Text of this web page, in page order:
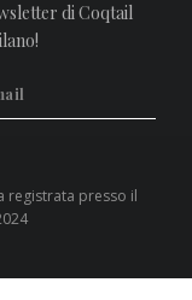
di Coqtail
Policy
registrata presso il